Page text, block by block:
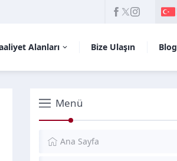
Alanları Bize Ulaşın Blog
Menü
Ana Sayfa